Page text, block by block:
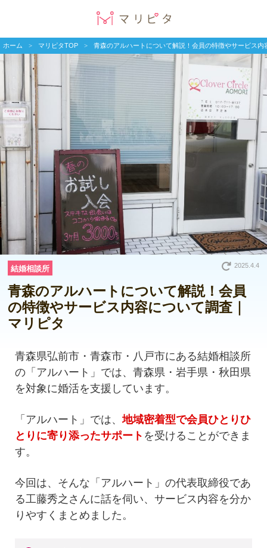
ホーム マリピタTOP 青森のアルハートについて解説！会員の特徴やサービス内
結婚相談所 2025.4.4
青森のアルハートについて解説！会員
の特徴やサービス内容について調査｜
マリピタ
青森県弘前市・青森市・八戸市にある結婚相談所
の「アルハート」では、青森県・岩手県・秋田県
を対象に婚活を支援しています。
「アルハート」では、地域密着型で会員ひとりひ
とりに寄り添ったサポート を受けることができま
す。
今回は、そんな「アルハート」の代表取締役であ
る工藤秀之さんに話を伺い、サービス内容を分か
りやすくまとめました。